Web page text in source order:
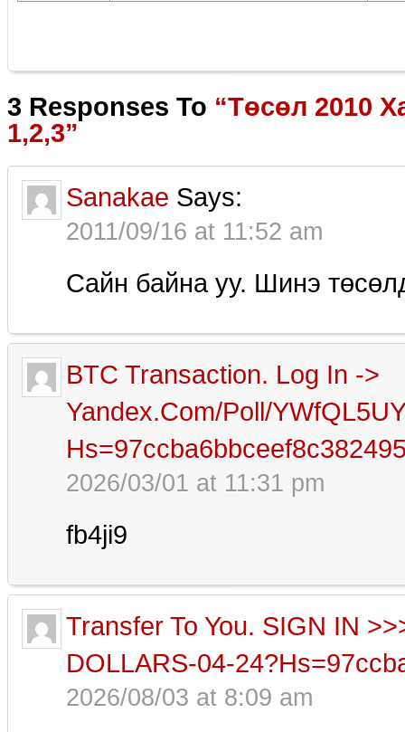
3 Responses To “Төсөл 2010
1,2,3”
Sanakae Says:
2011/09/16 at 11:52 am
Сайн байна уу. Шинэ
BTC Transaction. Log In ->
Yandex.com/poll/
2026/03/01 at 11:31 pm
fb4ji9
Transfer To You. SIGN IN
DOLLARS-04-
2026/08/03 at 8:09 am